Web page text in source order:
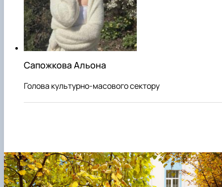
Сапожкова Альона
Голова культурно-масового сектору